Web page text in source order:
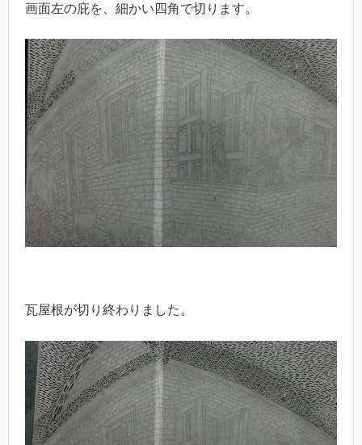
画面左の庇を、細かい四角で切ります。
瓦屋根が切り終わりました。